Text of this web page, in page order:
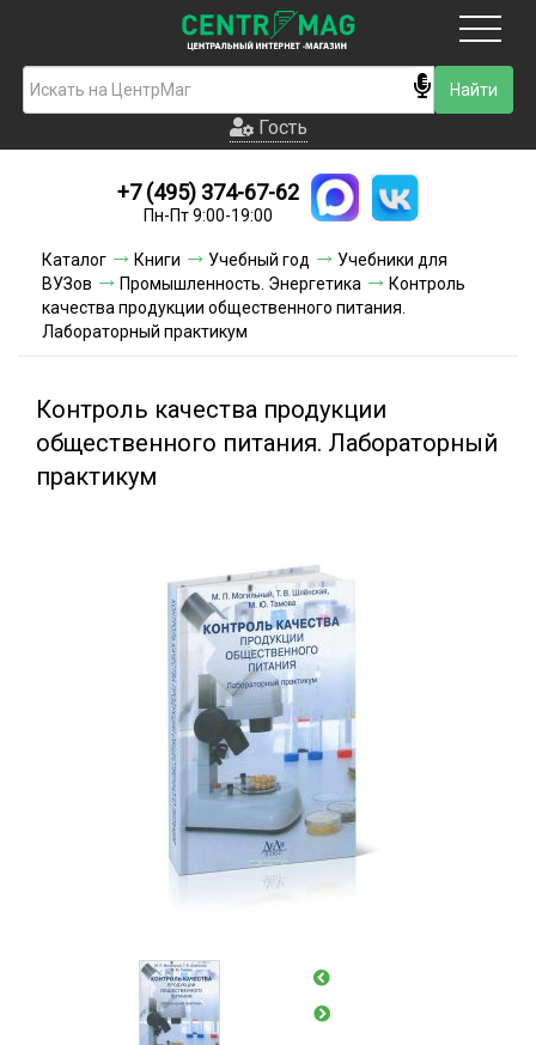
Гость
Новинки
Условия доставки
Условия оплаты
Акции и скидки
Гость
+7 (495) 374-67-62
Пн-Пт 9:00-19:00
Каталог Книги Учебный год
Учебники для
ВУЗов
Промышленность. Энергетика
Контроль
качества продукции общественного питания.
Лабораторный практикум
Контроль качества продукции
общественного питания. Лабораторный
практикум